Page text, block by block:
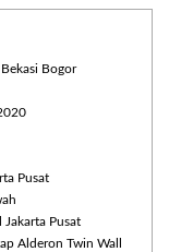
Bogor
Pusat
Pusat
Alderon Twin Wall